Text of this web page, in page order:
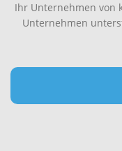
Ihr Unternehmen von
Unternehmen